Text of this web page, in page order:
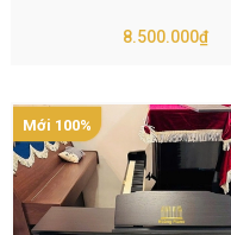
8.500.000₫
Mới 100%